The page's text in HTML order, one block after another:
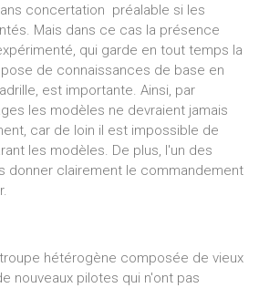
concertation préalable si les
Mais dans ce cas la présence
qui garde en tout temps la
de connaissances de base en
est importante. Ainsi, par
les modèles ne devraient jamais
car de loin il est impossible de
les modèles. De plus, l'un des
donner clairement le commandement
hétérogène composée de vieux
nouveaux pilotes qui n'ont pas